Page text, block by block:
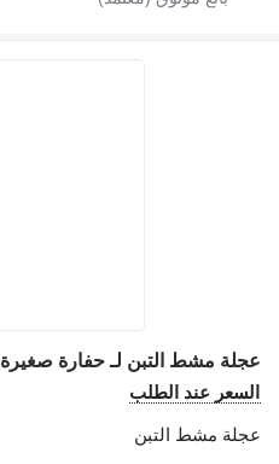
عجلة مشط التبن لـ حفارة صغيرة JCB 8060
السعر عند الطلب
عجلة مشط التبن